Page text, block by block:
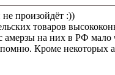
произойдёт :))
товаров
амерзы на них в РФ
Кроме некоторых